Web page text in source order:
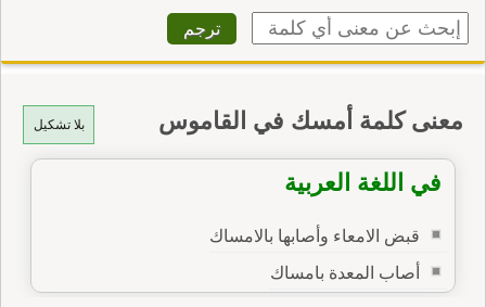
بلا تشكيل معنى كلمة أمسك في القاموس
في اللغة العربية
قبض الامعاء وأصابها بالامساك
أصاب المعدة بامساك